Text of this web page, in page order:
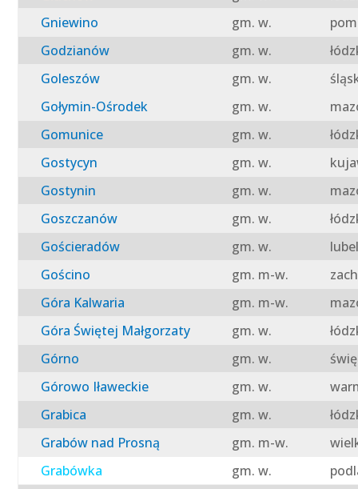
Gniewino
gm. w.
Godzianów
gm. w.
Goleszów
gm. w.
Gołymin-Ośrodek
gm. w.
Gomunice
gm. w.
Gostycyn
gm. w.
Gostynin
gm. w.
Goszczanów
gm. w.
Gościeradów
gm. w.
Gościno
gm. m-w.
Góra Kalwaria
gm. m-w.
Góra Świętej Małgorzaty
gm. w.
Górno
gm. w.
Górowo Iławeckie
gm. w.
Grabica
gm. w.
Grabów nad Prosną
gm. m-w.
Grabówka
gm. w.